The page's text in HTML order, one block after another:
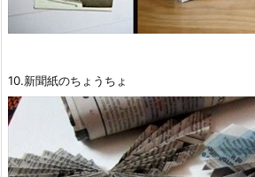
10.新聞紙のちょうちょ